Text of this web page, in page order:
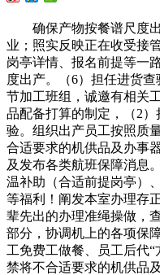
确保产物按餐谱尺度出
业；照实反映正在收受接
岗亭详情、报名前提等一
度出产。（6）担任进货
节加工班组，诚邀有相关
品配备打算的制定，（2
验。组织出产员工按照质
合适要求的机供品及办事
及发布各类航班保障消息
温补助（合适前提岗亭）
等福利！阐发本室办理存
辈先出的办理准绳操做，
部分，协调机上的各项保
工免费工做餐、员工后代
禁将不合适要求的机供品